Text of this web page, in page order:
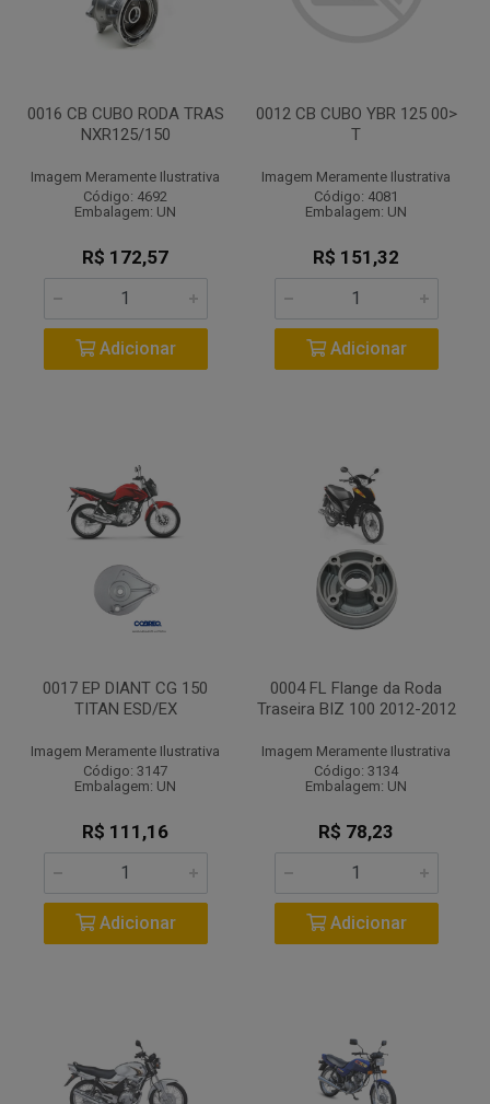
0016 CB CUBO RODA TRAS
NXR125/150
Imagem Meramente Ilustrativa
Código: 4692
Embalagem: UN
R$ 172,57
Adicionar
0012 CB CUBO YBR 125 00>
T
Imagem Meramente Ilustrativa
Código: 4081
Embalagem: UN
R$ 151,32
Adicionar
0017 EP DIANT CG 150
TITAN ESD/EX
Imagem Meramente Ilustrativa
Código: 3147
Embalagem: UN
R$ 111,16
Adicionar
0004 FL Flange da Roda
Traseira BIZ 100 2012-2012
Imagem Meramente Ilustrativa
Código: 3134
Embalagem: UN
R$ 78,23
Adicionar